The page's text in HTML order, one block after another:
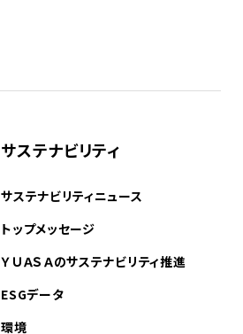
サステナビリティ
サステナビリティニュース
トップメッセージ
ＹＵＡＳＡのサステナビリティ推進
ESGデータ
環境